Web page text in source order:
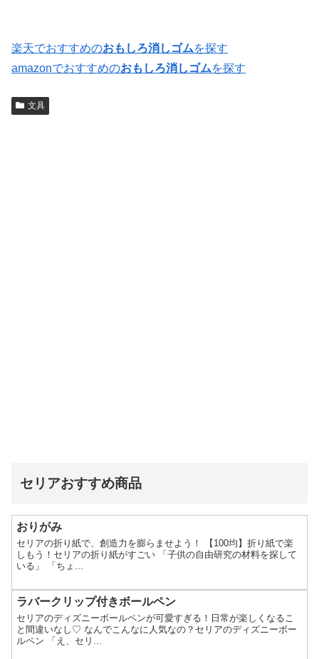
楽天でおすすめのおもしろ消しゴムを探す
amazonでおすすめのおもしろ消しゴムを探す
文具
セリアおすすめ商品
おりがみ
セリアの折り紙で、創造力を膨らませよう！ 【100均】折り紙で楽
しもう！セリアの折り紙がすごい 「子供の自由研究の材料を探して
いる」 「ちょ...
ラバークリップ付きボールペン
セリアのディズニーボールペンが可愛すぎる！日常が楽しくなるこ
と間違いなし♡ なんでこんなに人気なの？セリアのディズニーボー
ルペン 「え、セリ...